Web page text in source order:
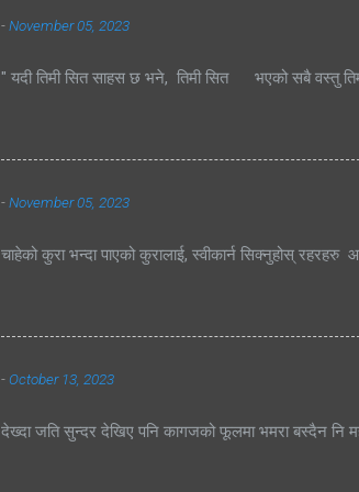
-November 05, 2023
" यदी तिमी सित साहस छ भने, तिमी सित भएको सबै वस्तु
-November 05, 2023
चाहेको कुरा भन्दा पाएको कुरालाई, स्वीकार्न सिक्नुहोस्
-October 13, 2023
देख्दा जति सुन्दर देखिए पनि कागजको फूलमा भमरा बस्दैन नि